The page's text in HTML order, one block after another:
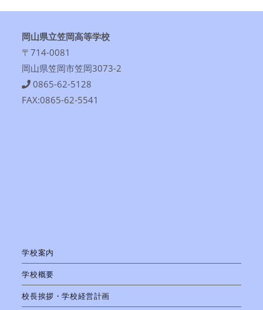
岡山県立笠岡高等学校
〒714-0081
岡山県笠岡市笠岡3073-2
0865-62-5128
FAX:0865-62-5541
学校案内
学校概要
校長挨拶・学校経営計画